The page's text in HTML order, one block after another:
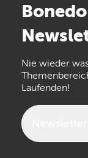
Bonedo
Nie wieder
Laufenden!